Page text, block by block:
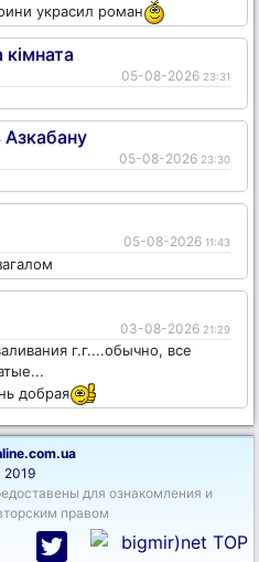
украсил роман
кімната
05-08-2026 23:31
Азкабану
05-08-2026 23:30
05-08-2026 11:43
03-08-2026 21:29
г.г....обычно, все
добрая
для ознакомления и
правом